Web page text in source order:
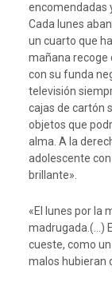
encomendadas
Cada lunes
un cuarto que
mañana recoge
con su funda
televisión
cajas de cartón
objetos que
alma. A la
adolescente
brillante».
«El lunes por la
madrugada.(…)
cueste, como
malos hubieran